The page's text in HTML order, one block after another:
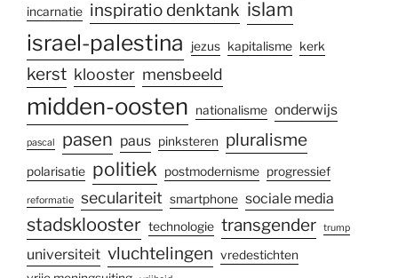
incarnatie inspiratio denktank islam
israel-palestina jezus kapitalisme kerk
kerst klooster mensbeeld
midden-oosten nationalisme onderwijs
pascal pasen paus pinksteren pluralisme
polarisatie politiek postmodernisme progressief
reformatie seculariteit smartphone sociale media
stadsklooster technologie transgender trump
universiteit vluchtelingen vredestichten